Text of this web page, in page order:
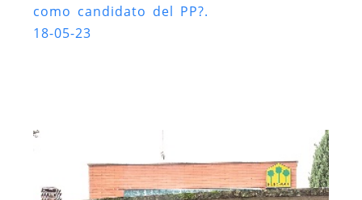
como candidato del PP?.
18-05-23